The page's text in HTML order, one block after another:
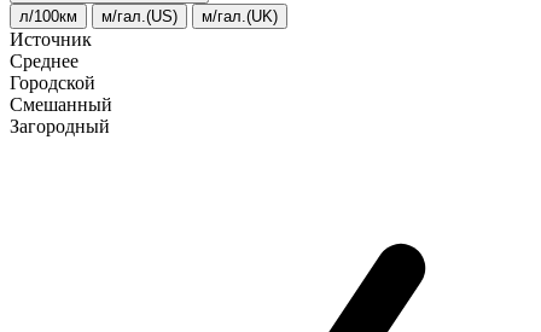
л/100км м/гал.(US) м/гал.(UK)
Источник
Среднее
Городской
Смешанный
Загородный